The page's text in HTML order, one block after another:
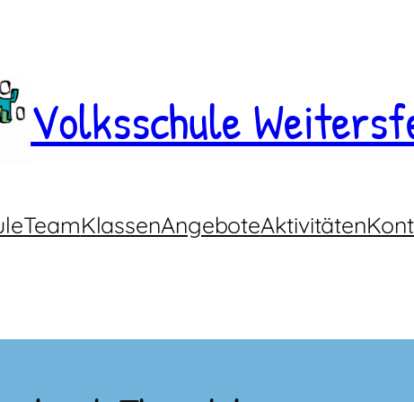
Volksschule
TeamKlassenAngeboteAktivitäten